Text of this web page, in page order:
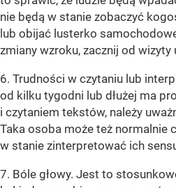
nie będą w stanie zobaczyć
lub obijać lusterko
zmiany wzroku, zacznij od wizyty
6. Trudności w czytaniu lub
od kilku tygodni lub dłużej ma
i czytaniem tekstów, należy
Taka osoba może też normalnie
w stanie zinterpretować ich
7. Bóle głowy. Jest to